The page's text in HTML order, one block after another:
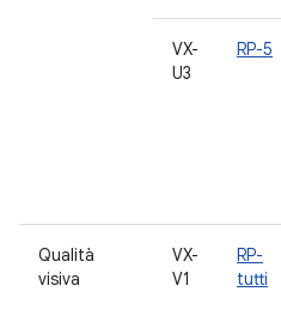
VX-
U3
RP-5
Qualità
visiva
VX-
V1
RP-
tutti